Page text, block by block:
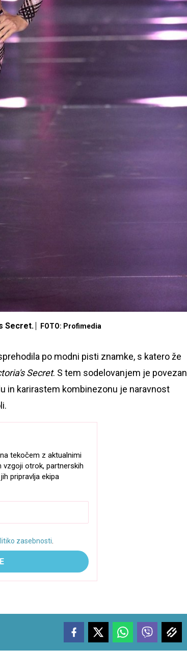
Secret. FOTO: Profimedia
po modni pisti znamke, s katero že
Secret. S tem sodelovanjem je povezan
in karirastem kombinezonu je naravnost
tekočem z aktualnimi
vzgoji otrok, partnerskih
pripravlja ekipa
zasebnosti